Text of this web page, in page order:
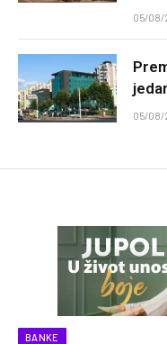
05/08/
05/08/
BANKE